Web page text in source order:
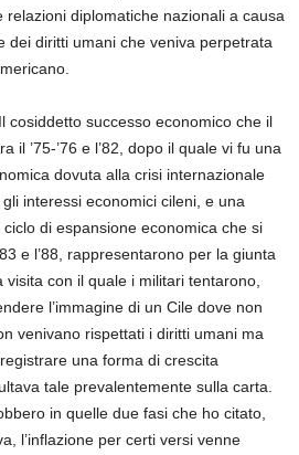
relazioni diplomatiche nazionali a causa
dei diritti umani che veniva perpetrata
cosiddetto successo economico che il
il ’75-’76 e l’82, dopo il quale vi fu una
dovuta alla crisi internazionale
interessi economici cileni, e una
di espansione economica che si
e l’88, rappresentarono per la giunta
visita con il quale i militari tentarono,
l’immagine di un Cile dove non
venivano rispettati i diritti umani ma
una forma di crescita
tale prevalentemente sulla carta.
in quelle due fasi che ho citato,
l’inflazione per certi versi venne